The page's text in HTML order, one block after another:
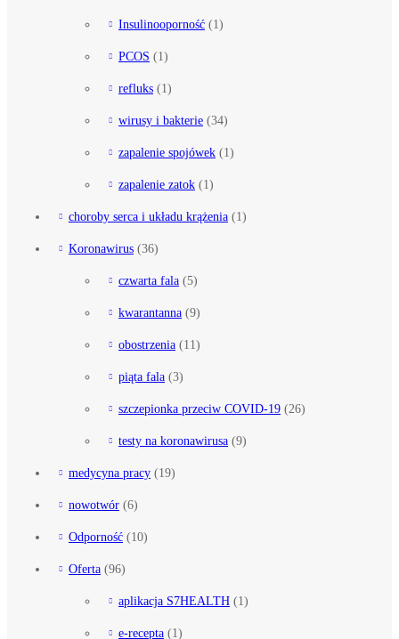
Insulinooporność (1)
PCOS (1)
refluks (1)
wirusy i bakterie (34)
zapalenie spojówek (1)
zapalenie zatok (1)
choroby serca i układu krążenia (1)
Koronawirus (36)
czwarta fala (5)
kwarantanna (9)
obostrzenia (11)
piąta fala (3)
szczepionka przeciw COVID-19 (26)
testy na koronawirusa (9)
medycyna pracy (19)
nowotwór (6)
Odporność (10)
Oferta (96)
aplikacja S7HEALTH (1)
e-recepta (1)